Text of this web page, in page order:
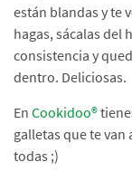
están blandas y te
hagas, sácalas del
consistencia y
dentro. Deliciosas.
En Cookidoo®
galletas que te
todas ;)